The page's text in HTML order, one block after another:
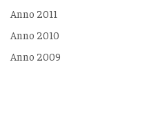
Anno 2011
Anno 2010
Anno 2009